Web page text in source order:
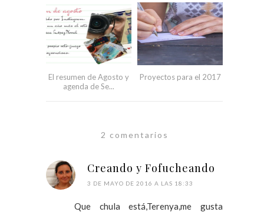
El resumen de Agosto y
agenda de Se...
Proyectos para el 2017
2 comentarios
Creando y Fofucheando
3 DE MAYO DE 2016 A LAS 18:33
Que chula está,Terenya,me gusta